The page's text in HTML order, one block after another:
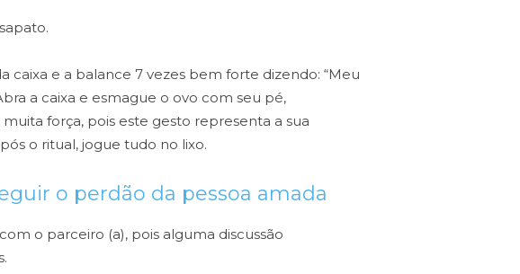
caixa e a balance 7 vezes bem forte dizendo: “Meu
a caixa e esmague o ovo com seu pé,
força, pois este gesto representa a sua
o ritual, jogue tudo no lixo.
o perdão da pessoa amada
o parceiro (a), pois alguma discussão